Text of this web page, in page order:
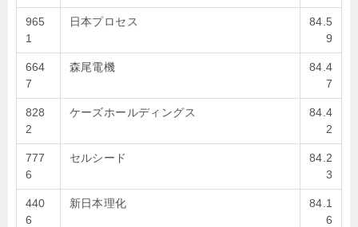
965
1
日本プロセス
84.5
9
664
7
森尾電機
84.4
7
828
2
ケーズホールディングス
84.4
2
777
6
セルシード
84.2
3
440
6
新日本理化
84.1
6